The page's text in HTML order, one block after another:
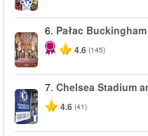
6. Pałac Buckingham
4.6 (145)
7. Chelsea Stadium
4.6 (41)